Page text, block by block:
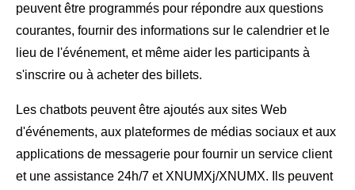
peuvent être programmés pour répondre aux questions
courantes, fournir des informations sur le calendrier et le
lieu de l'événement, et même aider les participants à
s'inscrire ou à acheter des billets.
Les chatbots peuvent être ajoutés aux sites Web
d'événements, aux plateformes de médias sociaux et aux
applications de messagerie pour fournir un service client
et une assistance 24h/7 et XNUMXj/XNUMX. Ils peuvent